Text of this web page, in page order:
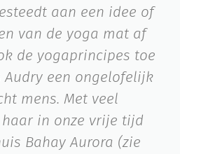
aan een idee of
van de yoga mat af
de yogaprincipes toe
een ongelofelijk
mens. Met veel
in onze vrije tijd
Bahay Aurora (zie